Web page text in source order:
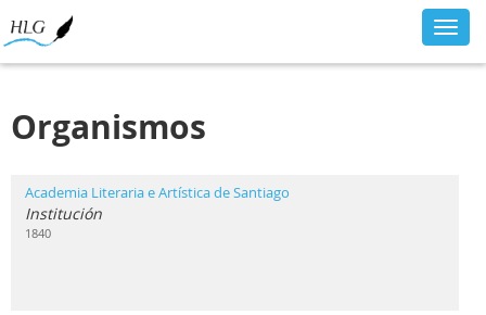
Organismos
Academia Literaria e Artística de Santiago
Institución
1840